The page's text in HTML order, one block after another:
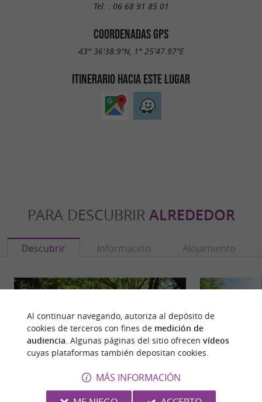
Tel. : 06 68 91 85 01
COORDENADAS GPS
43° 36'38.9"N, 1° 25'47.97"E
ITINERARIO HACIA ESTE LUGAR
PARA DESCUBRIR ALREDEDOR
Descubrir Información Alojamiento
Al continuar navegando, autoriza al depósito de
cookies de terceros con fines de medición de
audiencia. Algunas páginas del sitio ofrecen vídeos
cuyas plataformas también depositan cookies.
MÁS INFORMACIÓN